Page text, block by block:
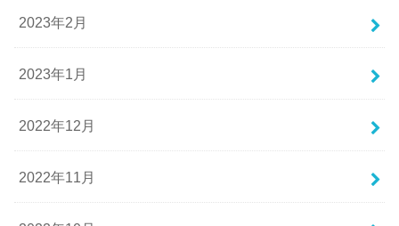
2023年2月
2023年1月
2022年12月
2022年11月